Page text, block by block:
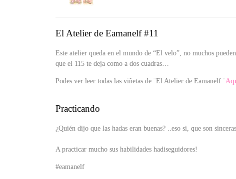
El Atelier de Eamanelf #11
Este atelier queda en el mundo de “El velo”, no muchos
que el 115 te deja como a dos cuadras…
Podes ver leer todas las viñetas de ¨El Atelier de Eamanelf ¨
Practicando
¿Quién dijo que las hadas eran buenas? ..eso si, que son
A practicar mucho sus habilidades hadiseguidores!
#eamanelf